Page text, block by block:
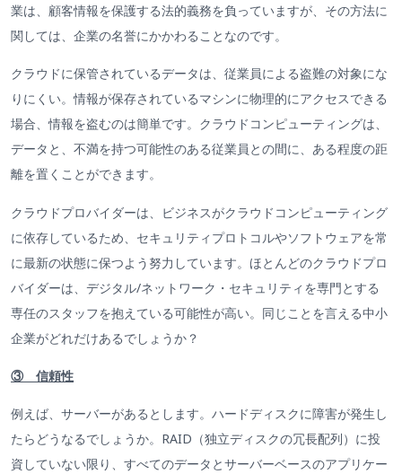
業は、顧客情報を保護する法的義務を負っていますが、その方法に
関しては、企業の名誉にかかわることなのです。
クラウドに保管されているデータは、従業員による盗難の対象にな
りにくい。情報が保存されているマシンに物理的にアクセスできる
場合、情報を盗むのは簡単です。クラウドコンピューティングは、
データと、不満を持つ可能性のある従業員との間に、ある程度の距
離を置くことができます。
クラウドプロバイダーは、ビジネスがクラウドコンピューティング
に依存しているため、セキュリティプロトコルやソフトウェアを常
に最新の状態に保つよう努力しています。ほとんどのクラウドプロ
バイダーは、デジタル/ネットワーク・セキュリティを専門とする
専任のスタッフを抱えている可能性が高い。同じことを言える中小
企業がどれだけあるでしょうか？
③ 信頼性
例えば、サーバーがあるとします。ハードディスクに障害が発生し
たらどうなるでしょうか。RAID（独立ディスクの冗長配列）に投
資していない限り、すべてのデータとサーバーベースのアプリケー